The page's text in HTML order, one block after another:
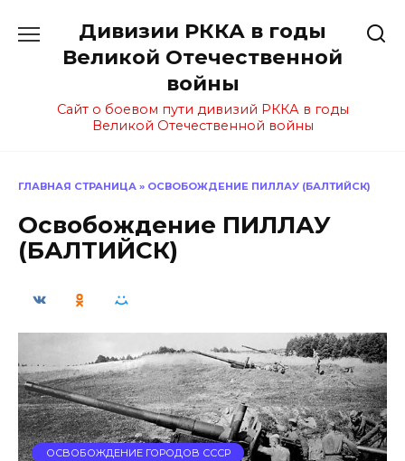
содержанию
Дивизии РККА в годы
Великой Отечественной
войны
Сайт о боевом пути дивизий РККА в годы
Великой Отечественной войны
ГЛАВНАЯ СТРАНИЦА » ОСВОБОЖДЕНИЕ ПИЛЛАУ (БАЛТИЙСК)
Освобождение ПИЛЛАУ
(БАЛТИЙСК)
ОСВОБОЖДЕНИЕ ГОРОДОВ СССР